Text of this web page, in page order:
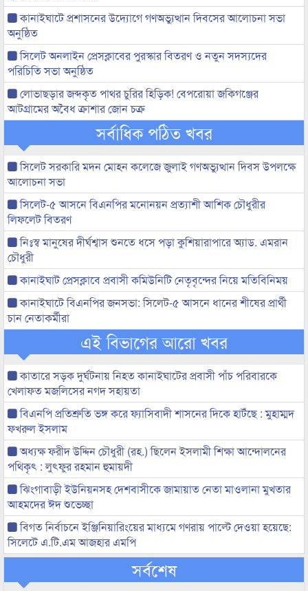
কানাইঘাটে প্রশাসনের উদ্যোগে গণঅভ্যুত্থান দিবসের আলোচনা সভা
অনুষ্ঠিত
সিলেট অনলাইন প্রেসক্লাবের পুরস্কার বিতরণ ও নতুন সদস্যদের
পরিচিতি সভা অনুষ্ঠিত
লোভাছড়ার জব্দকৃত পাথর চুরির হিড়িক! বেপরোয়া জকিগঞ্জের
আটগ্রামের অবৈধ ক্রাশার জোন চক্র
সর্বাধিক পঠিত খবর
সিলেট সরকারি মদন মোহন কলেজে জুলাই গণঅভ্যুত্থান দিবস উপলক্ষে
আলোচনা সভা
সিলেট-৫ আসনে বিএনপির মনোনয়ন প্রত্যাশী আশিক চৌধুরীর
লিফলেট বিতরণ
নিঃস্ব মানুষের দীর্ঘশ্বাস শুনতে ধসে পড়া কুশিয়ারাপারে অ্যাড. এমরান
চৌধুরী
কানাইঘাট প্রেসক্লাবে প্রবাসী কমিউনিটি নেতৃবৃন্দের নিয়ে মতিবিনিময়
কানাইঘাটে বিএনপির জনসভা: সিলেট-৫ আসনে ধানের শীষের প্রার্থী
চান নেতাকর্মীরা
এই বিভাগের আরো খবর
কাতারে সড়ক দুর্ঘটনায় নিহত কানাইঘাটের প্রবাসী পাঁচ পরিবারকে
খেলাফত মজলিসের নগদ সহায়তা
বিএনপি প্রতিশ্রুতি ভঙ্গ করে ফ্যাসিবাদী শাসনের দিকে হাটঁছে : মুহাম্মদ
ফখরুল ইসলাম
অধ্যক্ষ ফরীদ উদ্দিন চৌধুরী (রহ.) ছিলেন ইসলামী শিক্ষা আন্দোলনের
পথিকৃৎ : লুৎফুর রহমান হুমায়দী
ঝিংগাবাড়ী ইউনিয়নসহ দেশবাসীকে জামায়াত নেতা মাওলানা মুখতার
আহমদের ঈদ শুভেচ্ছা
বিগত নির্বাচনে ইঞ্জিনিয়ারিংয়ের মাধ্যমে গণরায় পাল্টে দেওয়া হয়েছে:
সিলেটে এ.টি.এম আজহার এমপি
সর্বশেষ